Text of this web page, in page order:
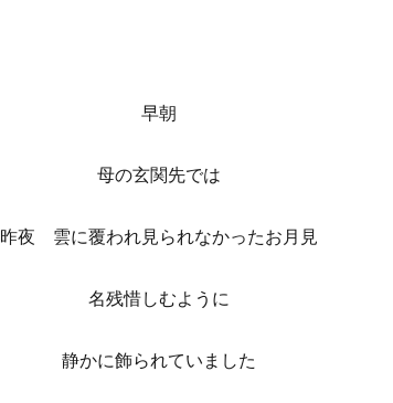
早朝
母の玄関先では
昨夜 雲に覆われ見られなかったお月見
名残惜しむように
静かに飾られていました